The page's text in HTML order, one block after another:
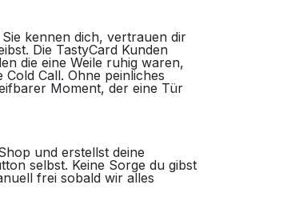
kennen dich, vertrauen dir
Die TastyCard Kunden
die eine Weile ruhig waren,
Call. Ohne peinliches
Moment, der eine Tür
und erstellst deine
selbst. Keine Sorge du gibst
frei sobald wir alles